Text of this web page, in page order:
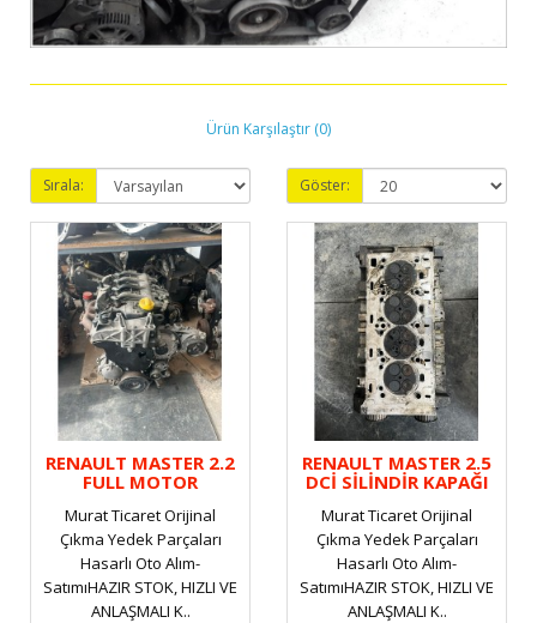
Ürün Karşılaştır (0)
Sırala: Göster:
RENAULT MASTER 2.2
FULL MOTOR
Murat Ticaret Orijinal
Çıkma Yedek Parçaları
Hasarlı Oto Alım-
SatımıHAZIR STOK, HIZLI VE
ANLAŞMALI K..
RENAULT MASTER 2.5
DCİ SİLİNDİR KAPAĞI
Murat Ticaret Orijinal
Çıkma Yedek Parçaları
Hasarlı Oto Alım-
SatımıHAZIR STOK, HIZLI VE
ANLAŞMALI K..